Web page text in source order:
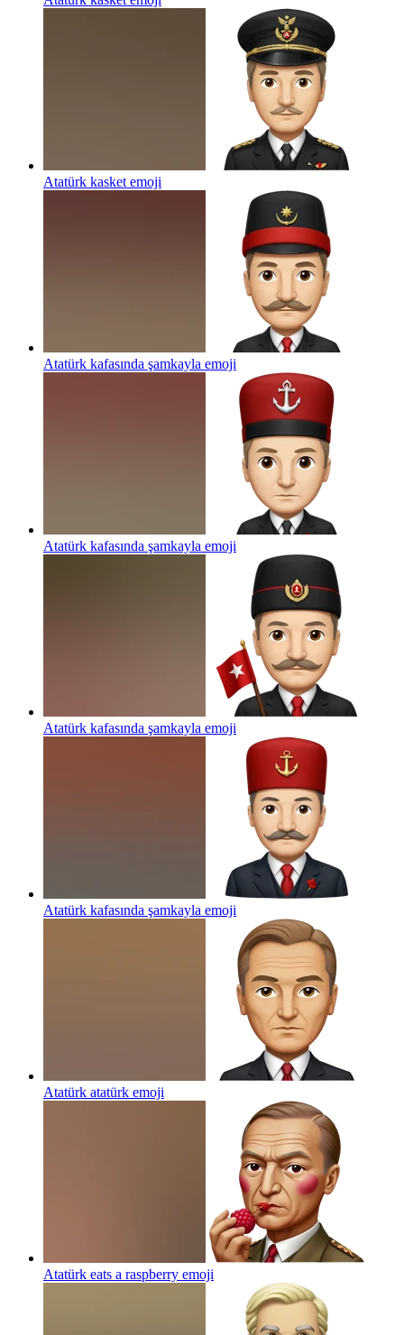
Atatürk kasket emoji
Atatürk kafasında şamkayla emoji
Atatürk kafasında şamkayla emoji
Atatürk kafasında şamkayla emoji
Atatürk kafasında şamkayla emoji
Atatürk atatürk emoji
Atatürk eats a raspberry emoji